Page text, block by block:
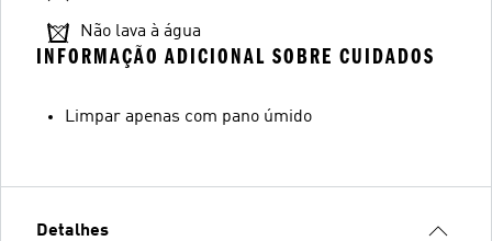
Não lava à água
INFORMAÇÃO ADICIONAL SOBRE CUIDADOS
Limpar apenas com pano úmido
Detalhes